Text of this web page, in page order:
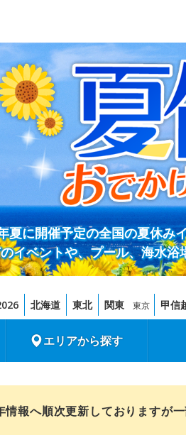
夏に開催予定の全国の夏休み
イベントや、プール、海水
北海道 東北 関東 東京 甲信
エリアから探す
情報へ順次更新しておりますが